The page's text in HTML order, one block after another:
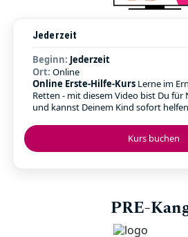
Kurs buchen
Jederzeit
Beginn: Jederzeit
Ort: Online
Online Erste-Hilfe-Kurs Lerne im
Retten - mit diesem Video bist Du
und kannst Deinem Kind sofort helfen
PRE-